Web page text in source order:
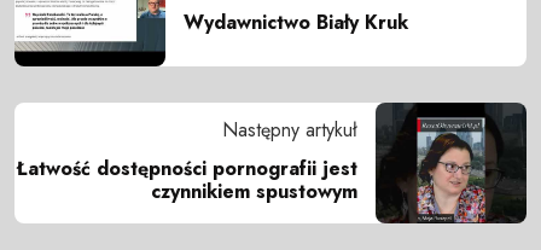
Wydawnictwo Biały Kruk
Następny artykuł
Łatwość dostępności pornografii jest
czynnikiem spustowym